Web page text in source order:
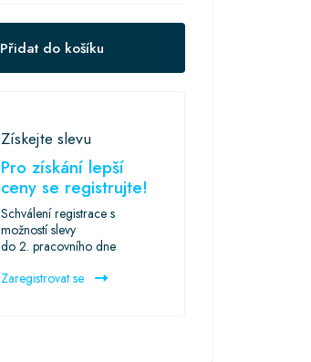
Přidat do košíku
Získejte slevu
Pro získání lepší
ceny se registrujte!
Schválení registrace s
možností slevy
do 2. pracovního dne
Zaregistrovat se